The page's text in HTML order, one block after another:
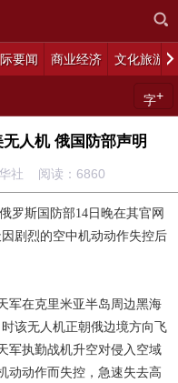
要闻 商业经济 文化旅游
字+
人机 俄国防部声明
社 阅读： 6860
斯国防部14日晚在其官网
剧烈的空中机动动作失控后
在克里米亚半岛周边黑海
该无人机正朝俄边境方向飞
军执勤战机升空对侵入空域
动动作而失控，急速失去高